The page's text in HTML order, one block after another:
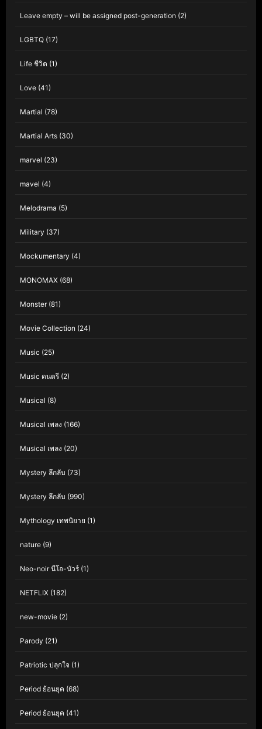
Leave empty – will be assigned post-generation (2)
LGBTQ (17)
Life ชีวิต (1)
Love (41)
Martial (78)
Martial Arts (30)
marvel (23)
mavel (4)
Melodrama (5)
Military (37)
Mockumentary (4)
MONOMAX (68)
Monster(81)
Movie Collection (24)
Music (25)
Music ดนตรี (2)
Musical (8)
Musical เพลง (166)
Musical เพลง (20)
Mystery ลึกลับ (73)
Mystery ลึกลับ (990)
Mythology เทพนิยาย (1)
nature (9)
Neo-noir นีโอ-นัวร์ (1)
NETFLIX (182)
new-movie (2)
Parody (21)
Patriotic ปลุกใจ (1)
Period ย้อนยุค (68)
Period ย้อนยุค (41)